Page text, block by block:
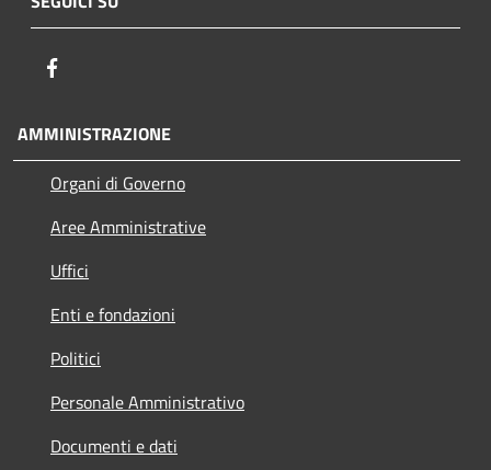
AMMINISTRAZIONE
Organi di Governo
Aree Amministrative
Uffici
Enti e fondazioni
Politici
Personale Amministrativo
Documenti e dati